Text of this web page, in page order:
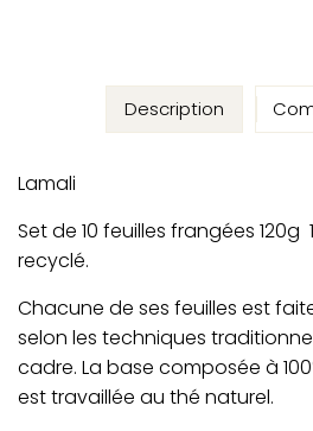
Description
Lamali
Set de 10 feuilles frangées 120g
recyclé.
Chacune de ses feuilles est
selon les techniques
cadre. La base composée à
est travaillée au thé naturel.